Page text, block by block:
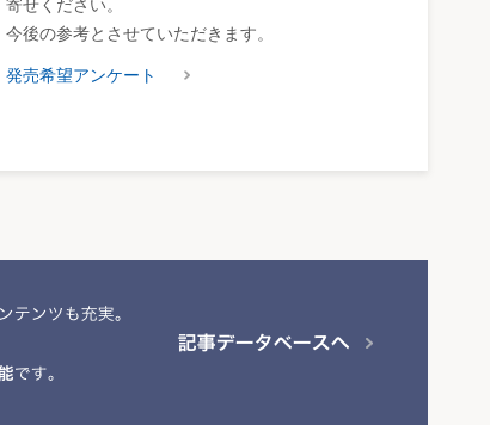
寄せください。
今後の参考とさせていただきます。
発売希望アンケート